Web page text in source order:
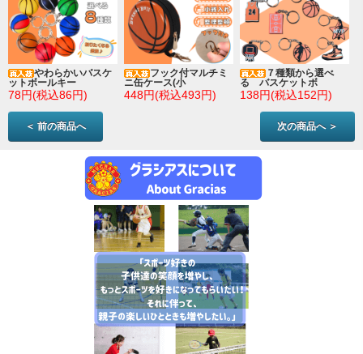
やわらかいバスケ
ットボールキー
78円(税込86円)
フック付マルチミ
ニ缶ケース(小
448円(税込493円)
７種類から選べ
る バスケットボ
138円(税込152円)
＜ 前の商品へ 次の商品へ ＞